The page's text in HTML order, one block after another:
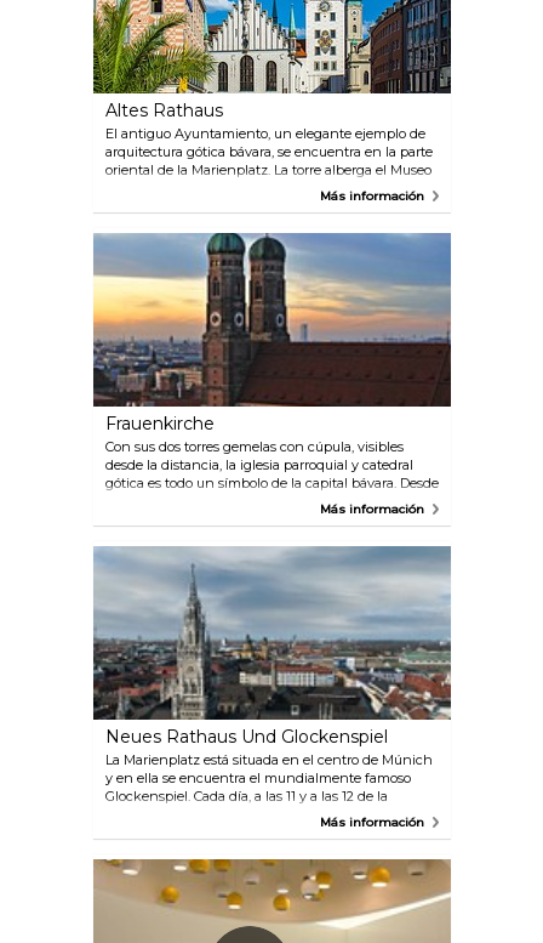
Altes Rathaus
El antiguo Ayuntamiento, un elegante ejemplo de
arquitectura gótica bávara, se encuentra en la parte
oriental de la Marienplatz. La torre alberga el Museo
Más información
Frauenkirche
Con sus dos torres gemelas con cúpula, visibles
desde la distancia, la iglesia parroquial y catedral
gótica es todo un símbolo de la capital bávara. Desde
la cima de la torre sur, las vistas de la ciudad, con los
Más información
Neues Rathaus Und Glockenspiel
La Marienplatz está situada en el centro de Múnich
y en ella se encuentra el mundialmente famoso
Glockenspiel. Cada día, a las 11 y a las 12 de la
mañana (en verano también a las 5 de la tarde), los
neogótica del edificio es un telón de fondo ideal
para hacer fotos. Suba hasta la cima de la torre de 85
metros para disfrutar de una fantástica vista de la
Más información